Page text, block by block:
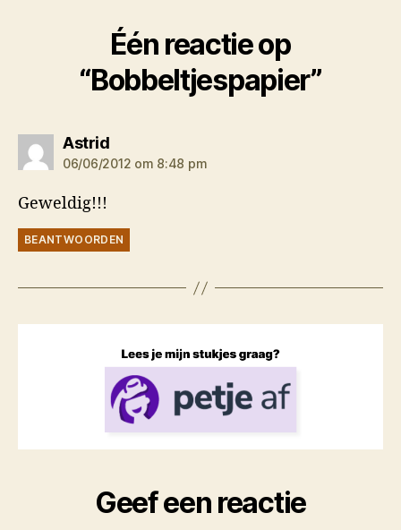
Één reactie op
“Bobbeltjespapier”
Astridzegt:
06/06/2012 om 8:48 pm
Geweldig!!!
BEANTWOORDEN
Geef een reactie